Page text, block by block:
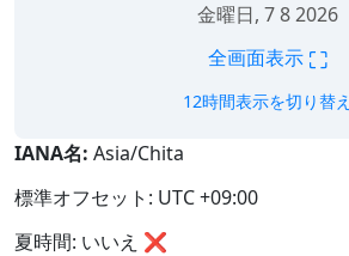
金曜日, 7 8 2026
全画面表示 ⛶
12時間表示を切り替え
IANA名: Asia/Chita
標準オフセット: UTC +09:00
夏時間: いいえ ❌